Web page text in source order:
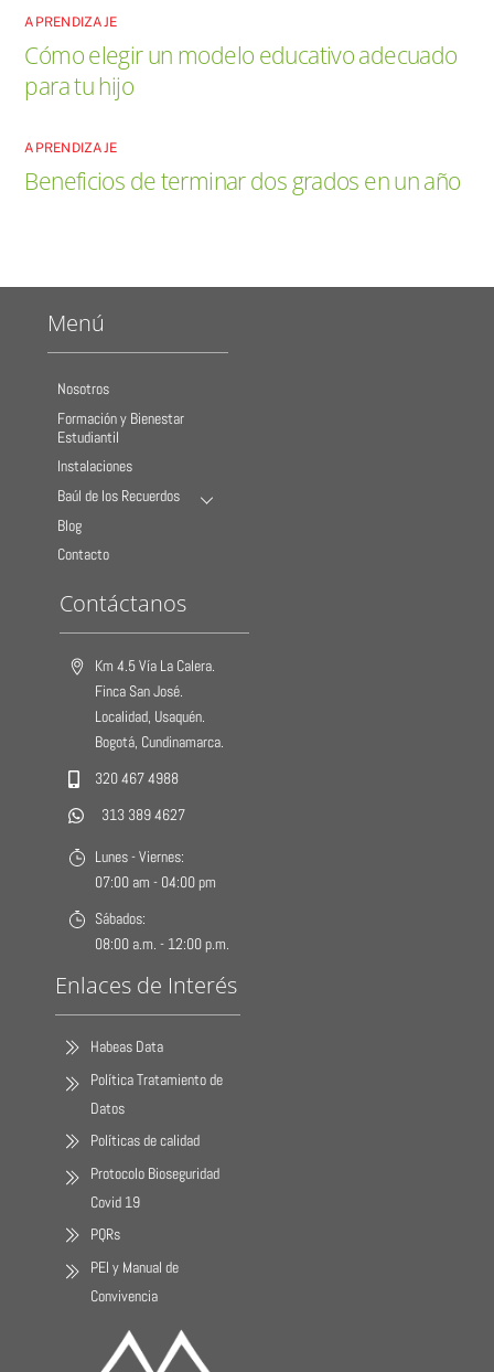
APRENDIZAJE
Cómo elegir un modelo educativo adecuado
para tu hijo
APRENDIZAJE
Beneficios de terminar dos grados en un año
Menú
Nosotros
Formación y Bienestar
Estudiantil
Instalaciones
Baúl de los Recuerdos
Blog
Contacto
Contáctanos
Km 4.5 Vía La Calera.
Finca San José.
Localidad, Usaquén.
Bogotá, Cundinamarca.
320 467 4988
313 389 4627
Lunes - Viernes:
07:00 am - 04:00 pm
Sábados:
08:00 a.m. - 12:00 p.m.
Enlaces de Interés
Habeas Data
Política Tratamiento de
Datos
Políticas de calidad
Protocolo Bioseguridad
Covid 19
PQRs
PEI y Manual de
Convivencia